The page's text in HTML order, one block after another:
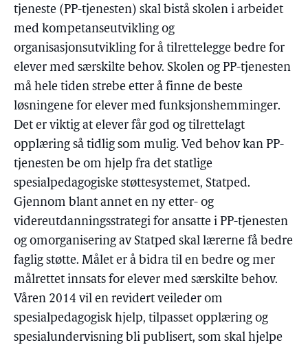
tjeneste (PP-tjenesten) skal bistå skolen i arbeidet
med kompetanseutvikling og
organisasjonsutvikling for å tilrettelegge bedre for
elever med særskilte behov. Skolen og PP-tjenesten
må hele tiden strebe etter å finne de beste
løsningene for elever med funksjonshemminger.
Det er viktig at elever får god og tilrettelagt
opplæring så tidlig som mulig. Ved behov kan PP-
tjenesten be om hjelp fra det statlige
spesialpedagogiske støttesystemet, Statped.
Gjennom blant annet en ny etter- og
videreutdanningsstrategi for ansatte i PP-tjenesten
og omorganisering av Statped skal lærerne få bedre
faglig støtte. Målet er å bidra til en bedre og mer
målrettet innsats for elever med særskilte behov.
Våren 2014 vil en revidert veileder om
spesialpedagogisk hjelp, tilpasset opplæring og
spesialundervisning bli publisert, som skal hjelpe